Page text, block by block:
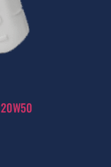
20W50